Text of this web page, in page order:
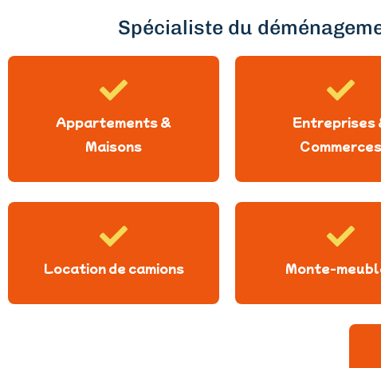
Spécialiste du
Appartements &
Maisons
Entreprises
Commerces
Location de camions Monte-